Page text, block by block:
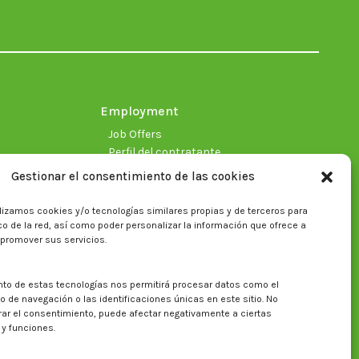
Gestionar el consentimiento de las cookies
cookies y/o tecnologías similares propias y de terceros para
de la red, así como poder personalizar la información que ofrece a
sus servicios.
de estas tecnologías nos permitirá procesar datos como el
de navegación o las identificaciones únicas en este sitio. No
el consentimiento, puede afectar negativamente a ciertas
funciones.
new new new new new new
Employment
Job Offers
Perfil del contratante
Search on CITA website
Search: